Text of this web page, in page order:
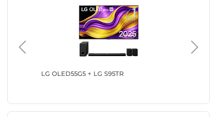
LG OLED55G5 + LG S95TR